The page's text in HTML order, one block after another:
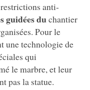
anti-
guidées duchantier
Pour le
une technologie de
qui
le marbre, et leur
pas la statue.